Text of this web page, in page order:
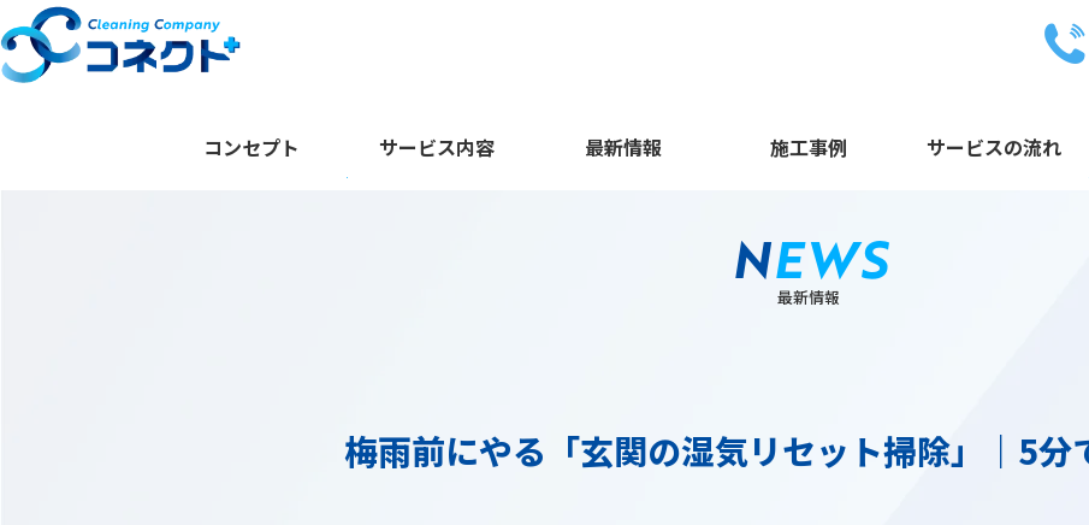
コンセプト サービス内容 最新情報 施工事例 サービスの流れ
NEWS
最新情報
梅雨前にやる「玄関の湿気リセット掃除」｜5分